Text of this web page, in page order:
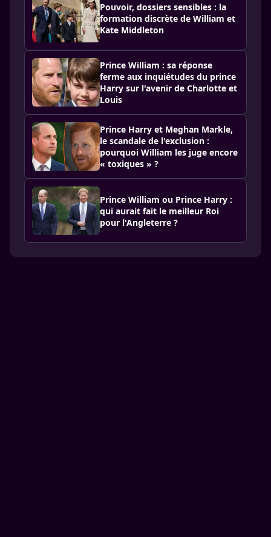
Pouvoir, dossiers sensibles : la
formation discrète de William et
Kate Middleton
Prince William : sa réponse
ferme aux inquiétudes du prince
Harry sur l'avenir de Charlotte et
Louis
Prince Harry et Meghan Markle,
le scandale de l'exclusion :
pourquoi William les juge encore
« toxiques » ?
Prince William ou Prince Harry :
qui aurait fait le meilleur Roi
pour l'Angleterre ?